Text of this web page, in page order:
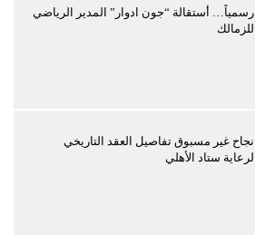
رسمياً… أستقالة “جون ادوار” المدير الرياضي
للزمالك
نجاح غير مسبوق تفاصيل العقد التاريخي
لرعاية ستاد الأهلي